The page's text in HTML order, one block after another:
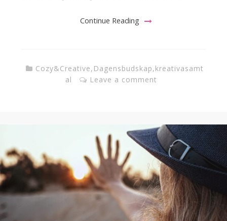
Continue Reading
Cozy&Creative, Dagensbudskap,kreativasamt
al
Leave a comment